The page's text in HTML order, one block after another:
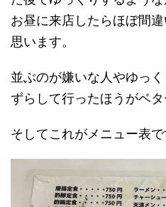
お昼に来店したらほぼ間
思います。
並ぶのが嫌いな人やゆっ
ずらして行ったほうがベタ
そしてこれがメニュー表で